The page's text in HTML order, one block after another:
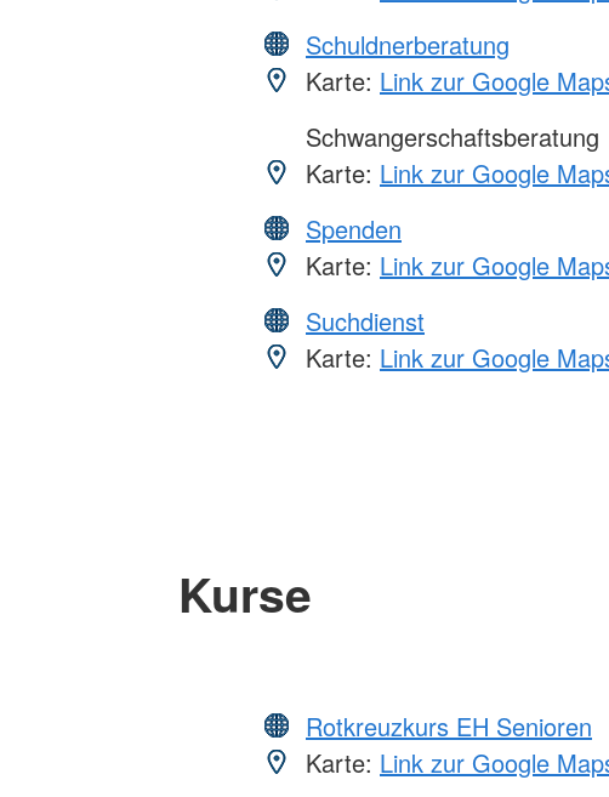
Schuldnerberatung
Karte: Link zur Google
Schwangerschaftsberatung
Karte: Link zur Google
Spenden
Karte: Link zur Google
Suchdienst
Karte: Link zur Google
Kurse
Rotkreuzkurs EH Senioren
Karte: Link zur Google